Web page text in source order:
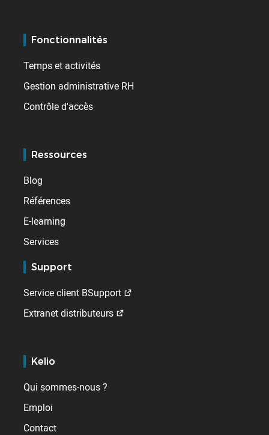
Fonctionnalités
Temps et activités
Gestion administrative RH
Contrôle d'accès
Ressources
Blog
Références
E-learning
Services
Support
Service client BSupport
Extranet distributeurs
Kelio
Qui sommes-nous ?
Emploi
Contact